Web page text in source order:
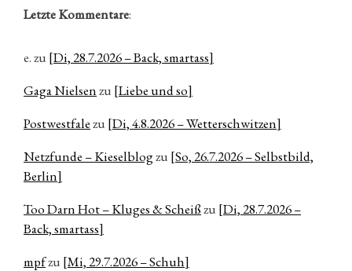
Letzte Kommentare:
e.zu [Di, 28.7.2026 – Back, smartass]
Gaga Nielsenzu [Liebe und so]
Postwestfalezu [Di, 4.8.2026 – Wetterschwitzen]
Netzfunde – Kieselblogzu [So, 26.7.2026 – Selbstbild,
Berlin]
Too Darn Hot – Kluges & Scheißzu [Di, 28.7.2026 –
Back, smartass]
mpfzu [Mi, 29.7.2026 – Schuh]